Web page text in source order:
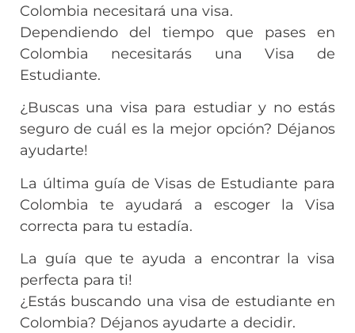
Colombia necesitará una visa.
Dependiendo del tiempo que pases en
Colombia necesitarás una Visa de
Estudiante.
¿Buscas una visa para estudiar y no estás
seguro de cuál es la mejor opción? Déjanos
ayudarte!
La última guía de Visas de Estudiante para
Colombia te ayudará a escoger la Visa
correcta para tu estadía.
La guía que te ayuda a encontrar la visa
perfecta para ti!
¿Estás buscando una visa de estudiante en
Colombia? Déjanos ayudarte a decidir.